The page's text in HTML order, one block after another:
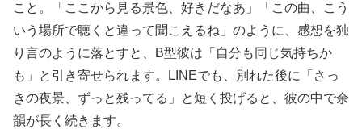
こと。「ここから見る景色、好きだなあ」「この曲、こう
いう場所で聴くと違って聞こえるね」のように、感想を独
り言のように落とすと、B型彼は「自分も同じ気持ちか
も」と引き寄せられます。LINEでも、別れた後に「さっ
きの夜景、ずっと残ってる」と短く投げると、彼の中で余
韻が長く続きます。